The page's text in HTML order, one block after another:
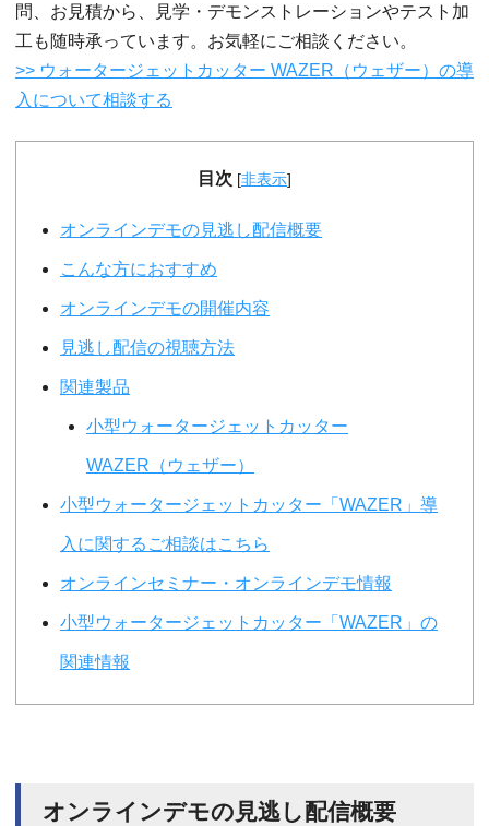
問、お見積から、見学・デモンストレーションやテスト加
工も随時承っています。お気軽にご相談ください。
>> ウォータージェットカッター WAZER（ウェザー）の導
入について相談する
目次 [非表示]
オンラインデモの見逃し配信概要
こんな方におすすめ
オンラインデモの開催内容
見逃し配信の視聴方法
関連製品
小型ウォータージェットカッター
WAZER（ウェザー）
小型ウォータージェットカッター「WAZER」導
入に関するご相談はこちら
オンラインセミナー・オンラインデモ情報
小型ウォータージェットカッター「WAZER」の
関連情報
オンラインデモの見逃し配信概要